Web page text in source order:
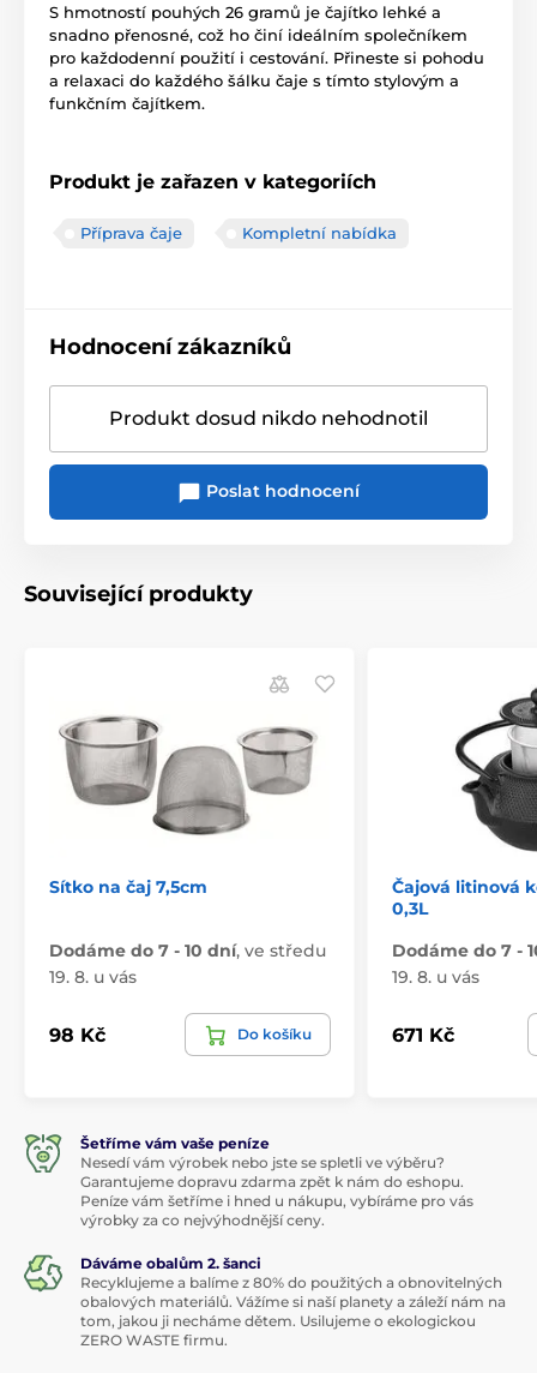
S hmotností pouhých 26 gramů je čajítko lehké a
snadno přenosné, což ho činí ideálním společníkem
pro každodenní použití i cestování. Přineste si pohodu
a relaxaci do každého šálku čaje s tímto stylovým a
funkčním čajítkem.
Produkt je zařazen v kategoriích
Příprava čaje Kompletní nabídka
Hodnocení zákazníků
Produkt dosud nikdo nehodnotil
Poslat hodnocení
Související produkty
Sítko na čaj 7,5cm
Dodáme do 7 - 10 dní, ve středu
19. 8. u vás
98 Kč Do košíku
Čajová litinová
0,3L
Dodáme do 7 -
19. 8. u vás
671 Kč
Šetříme vám vaše peníze
Nesedí vám výrobek nebo jste se spletli ve výběru?
Garantujeme dopravu zdarma zpět k nám do eshopu.
Peníze vám šetříme i hned u nákupu, vybíráme pro vás
výrobky za co nejvýhodnější ceny.
Dáváme obalům 2. šanci
Recyklujeme a balíme z 80% do použitých a obnovitelných
obalových materiálů. Vážíme si naší planety a záleží nám na
tom, jakou ji necháme dětem. Usilujeme o ekologickou
ZERO WASTE firmu.